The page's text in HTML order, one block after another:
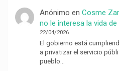
Anónimo en Cosme
no le interesa la vida
22/04/2026
El gobierno está
a privatizar el servicio
pueblo…